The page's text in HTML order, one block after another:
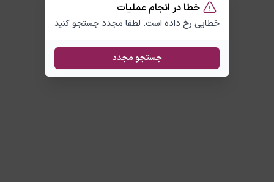
خطا در انجام عملیات
خطایی رخ داده است. لطفا مجدد جستجو کنید
جستجو مجدد